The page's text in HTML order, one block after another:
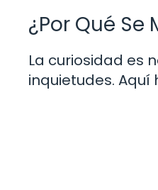
¿Por Qué Se
La curiosidad es
inquietudes. Aquí